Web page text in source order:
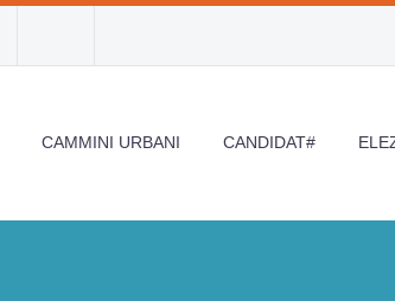
CAMMINI URBANI CANDIDAT#